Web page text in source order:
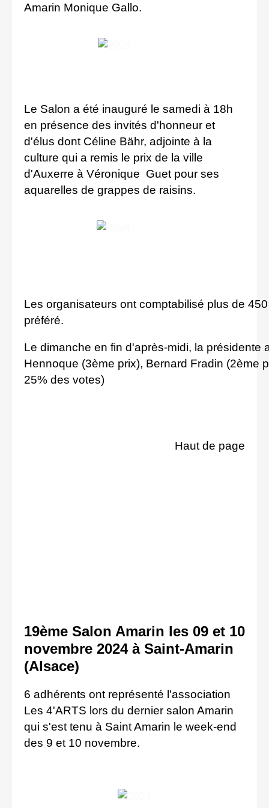
Amarin Monique Gallo.
Le Salon a été inauguré le samedi à 18h
en présence des invités d'honneur et
d'élus dont Céline Bähr, adjointe à la
culture qui a remis le prix de la ville
d'Auxerre à Véronique Guet pour ses
aquarelles de grappes de raisins.
Les organisateurs ont comptabilisé plus de
préféré.
Le dimanche en fin d'après-midi, la présidente
Hennoque (3ème prix), Bernard Fradin (2ème
25% des votes)
Haut de page
19ème Salon Amarin les 09 et 10
novembre 2024 à Saint-Amarin
(Alsace)
6 adhérents ont représenté l'association
Les 4'ARTS lors du dernier salon Amarin
qui s'est tenu à Saint Amarin le week-end
des 9 et 10 novembre.